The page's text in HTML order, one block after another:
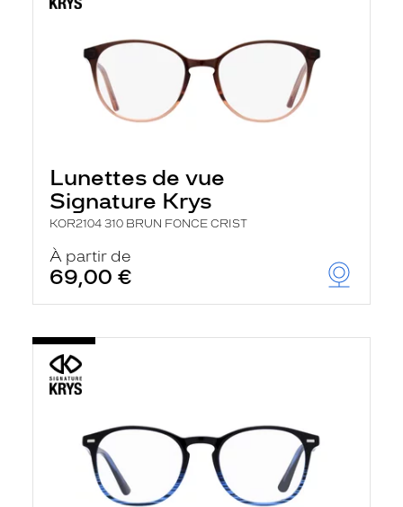
Lunettes de vue
Signature Krys
KOR2104 310 BRUN FONCE CRIST
À partir de
69,00 €